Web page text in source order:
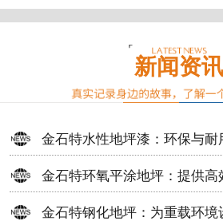
新闻资讯
金石特水性地坪漆：环保与
案
金石特环氧平涂地坪：提供
选择
金石特钢化地坪：为重载环境